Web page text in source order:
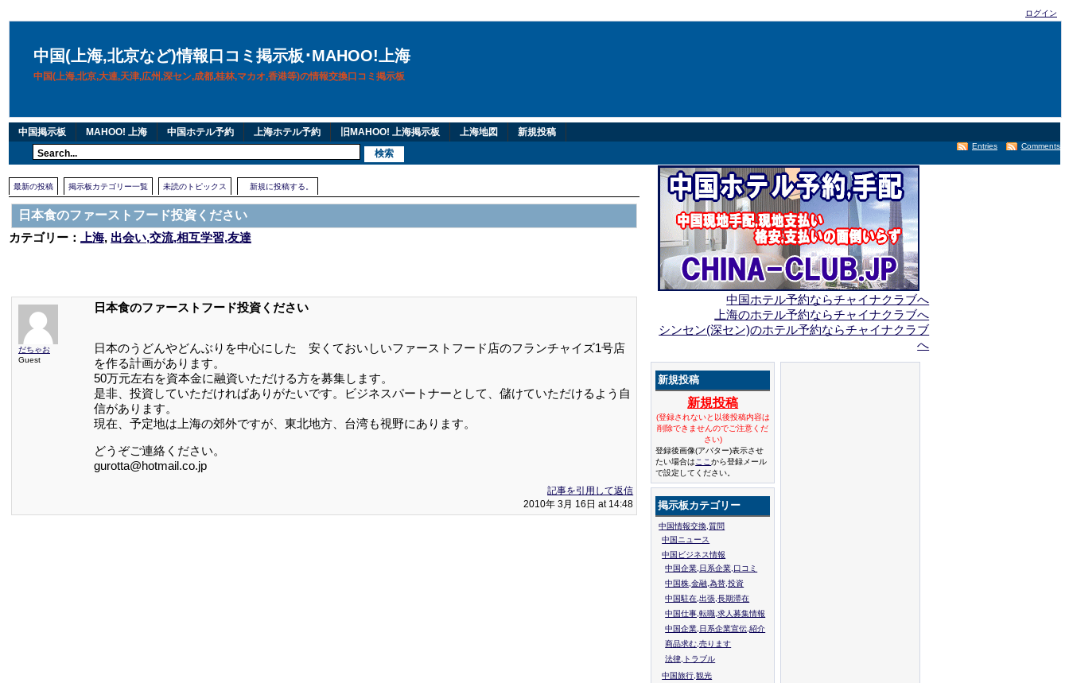
ログイン
中国(上海,北京など)情報口コミ掲示板･MAHOO!上海
中国(上海,北京,大連,天津,広州,深セン,成都,桂林,マカオ,香港等)の情報交換口コミ掲示板
中国掲示板 MAHOO! 上海 中国ホテル予約 上海ホテル予約 旧MAHOO! 上海掲示板 上海地図 新規投稿
Comments
Entries
最新の投稿 掲示板カテゴリー一覧 未読のトピックス 新規に投稿する。
日本食のファーストフード投資ください
カテゴリー：
上海, 出会い,交流,相互学習,友達
だちゃお
Guest
日本食のファーストフード投資ください
日本のうどんやどんぶりを中心にした 安くておいしいファーストフード店のフランチャイズ1号店
を作る計画があります。
50万元左右を資本金に融資いただける方を募集します。
是非、投資していただければありがたいです。ビジネスパートナーとして、儲けていただけるよう自
信があります。
現在、予定地は上海の郊外ですが、東北地方、台湾も視野にあります。
どうぞご連絡ください。
gurotta@hotmail.co.jp
記事を引用して返信
2010年 3月 16日 at 14:48
中国ホテル予約ならチャイナクラブへ
上海のホテル予約ならチャイナクラブへ
シンセン(深セン)のホテル予約ならチャイナクラブ
へ
新規投稿
新規投稿
(登録されないと以後投稿内容は
削除できませんのでご注意くだ
さい)
登録後画像(アバター)表示させ
たい場合は ここから登録メール
で設定してください。
掲示板カテゴリー
中国情報交換,質問
中国ニュース
中国ビジネス情報
中国企業,日系企業,口コミ
中国株,金融,為替,投資
中国駐在,出張,長期滞在
中国仕事,転職,求人募集情報
中国企業,日系企業宣伝,紹介
商品求む,売ります
法律,トラブル
中国旅行,観光